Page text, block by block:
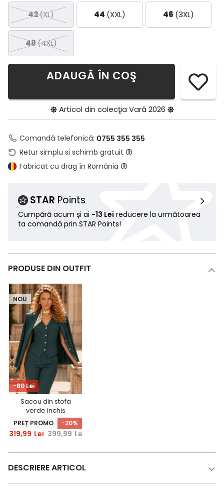
42(XL) 44 (XXL) 46 (3XL)
48(4XL)
ADAUGĂ ÎN COŞ
Articol din colecţia Vară 2026
Comandă telefonică: 0755 355 355
Retur simplu si schimb gratuit
Fabricat cu drag în România
STAR Points
Cumpără acum și ai -13 Lei reducere la următoarea
ta comandă prin STAR Points!
PRODUSE DIN OUTFIT
-80 Lei
NOU
Sacou din stofa
verde inchis
cambrat cu nasturi
decorativi aurii -
StarShinerS
PREȚ PROMO -20%
319,99 Lei 399,99 Lei
DESCRIERE ARTICOL